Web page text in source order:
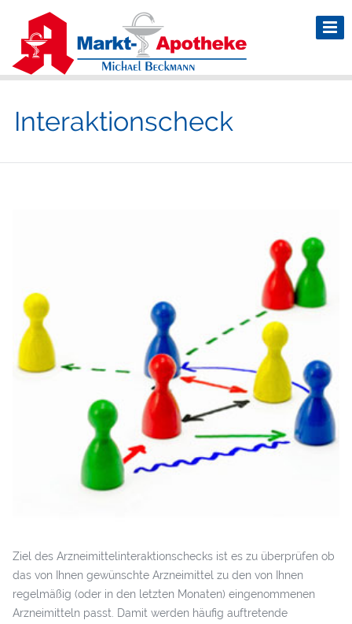
Interaktionscheck
Ziel des Arzneimittelinteraktionschecks ist es zu überprüfen ob
das von Ihnen gewünschte Arzneimittel zu den von Ihnen
regelmäßig (oder in den letzten Monaten) eingenommenen
Arzneimitteln passt. Damit werden häufig auftretende